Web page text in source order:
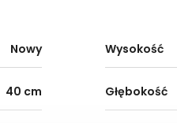
Nowy Wysokość
40 cm Głębokość